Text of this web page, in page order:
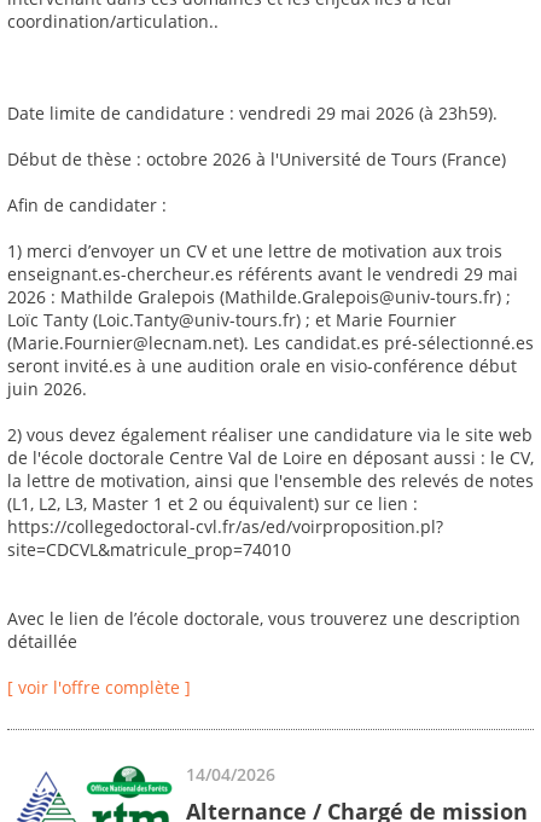
coordination/articulation..
Date limite de candidature : vendredi 29 mai 2026 (à 23h59).
Début de thèse : octobre 2026 à l'Université de Tours (France)
Afin de candidater :
1) merci d’envoyer un CV et une lettre de motivation aux trois
enseignant.es-chercheur.es référents avant le vendredi 29 mai
2026 : Mathilde Gralepois (Mathilde.Gralepois@univ-tours.fr) ;
Loïc Tanty (Loic.Tanty@univ-tours.fr) ; et Marie Fournier
(Marie.Fournier@lecnam.net). Les candidat.es pré-sélectionné.es
seront invité.es à une audition orale en visio-conférence début
juin 2026.
2) vous devez également réaliser une candidature via le site web
de l'école doctorale Centre Val de Loire en déposant aussi : le CV,
la lettre de motivation, ainsi que l'ensemble des relevés de notes
(L1, L2, L3, Master 1 et 2 ou équivalent) sur ce lien :
https://collegedoctoral-cvl.fr/as/ed/voirproposition.pl?
site=CDCVL&matricule_prop=74010
Avec le lien de l’école doctorale, vous trouverez une description
détaillée
[ voir l'offre complète ]
14/04/2026
Alternance / Chargé de mission